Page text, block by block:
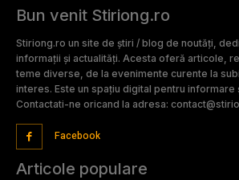
Bun venit Stiriong.ro
Stiriong.ro un site de știri / blog de noutăți,
informații și actualități. Acesta oferă articole,
teme diverse, de la evenimente curente la
interes. Este un spațiu digital pentru informare
Contactati-ne oricand la adresa:
Facebook
Articole populare